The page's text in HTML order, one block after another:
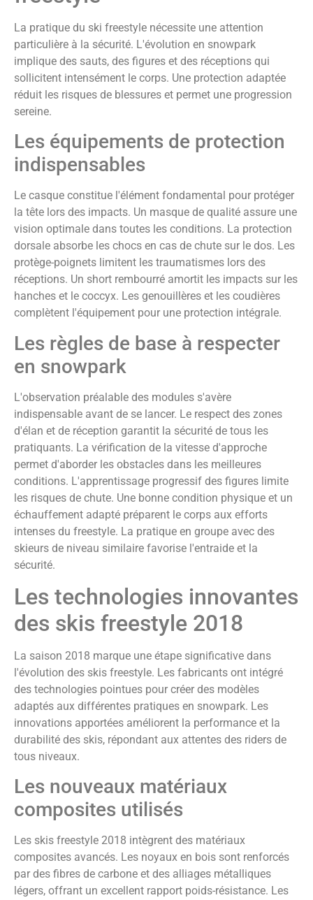
La pratique du ski freestyle nécessite une attention
particulière à la sécurité. L'évolution en snowpark
implique des sauts, des figures et des réceptions qui
sollicitent intensément le corps. Une protection adaptée
réduit les risques de blessures et permet une progression
sereine.
Les équipements de protection
indispensables
Le casque constitue l'élément fondamental pour protéger
la tête lors des impacts. Un masque de qualité assure une
vision optimale dans toutes les conditions. La protection
dorsale absorbe les chocs en cas de chute sur le dos. Les
protège-poignets limitent les traumatismes lors des
réceptions. Un short rembourré amortit les impacts sur les
hanches et le coccyx. Les genouillères et les coudières
complètent l'équipement pour une protection intégrale.
Les règles de base à respecter
en snowpark
L'observation préalable des modules s'avère
indispensable avant de se lancer. Le respect des zones
d'élan et de réception garantit la sécurité de tous les
pratiquants. La vérification de la vitesse d'approche
permet d'aborder les obstacles dans les meilleures
conditions. L'apprentissage progressif des figures limite
les risques de chute. Une bonne condition physique et un
échauffement adapté préparent le corps aux efforts
intenses du freestyle. La pratique en groupe avec des
skieurs de niveau similaire favorise l'entraide et la
sécurité.
Les technologies innovantes
des skis freestyle 2018
La saison 2018 marque une étape significative dans
l'évolution des skis freestyle. Les fabricants ont intégré
des technologies pointues pour créer des modèles
adaptés aux différentes pratiques en snowpark. Les
innovations apportées améliorent la performance et la
durabilité des skis, répondant aux attentes des riders de
tous niveaux.
Les nouveaux matériaux
composites utilisés
Les skis freestyle 2018 intègrent des matériaux
composites avancés. Les noyaux en bois sont renforcés
par des fibres de carbone et des alliages métalliques
légers, offrant un excellent rapport poids-résistance. Les